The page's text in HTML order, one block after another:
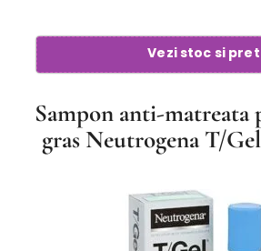
Vezi stoc si pret
Sampon anti-matreata
gras Neutrogena T/